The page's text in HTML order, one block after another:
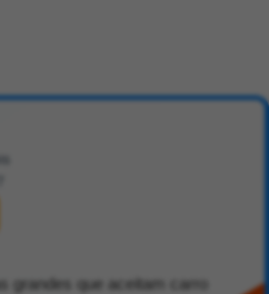
grandes que aceitam carro